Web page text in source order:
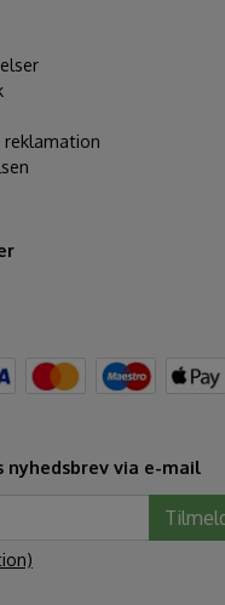
nyhedsbrev via e-mail